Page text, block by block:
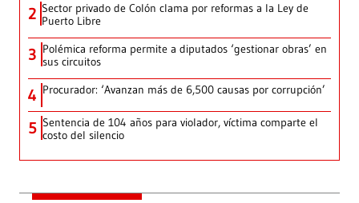
2 Sector privado de Colón clama por reformas a la Ley de
Puerto Libre
3 Polémica reforma permite a diputados ‘gestionar obras’ en
sus circuitos
4 Procurador: ‘Avanzan más de 6,500 causas por corrupción’
5 Sentencia de 104 años para violador, víctima comparte el
costo del silencio